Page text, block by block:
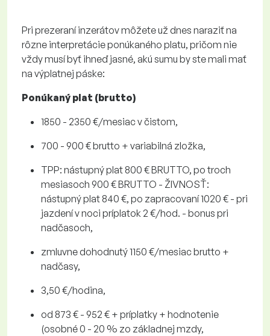
Pri prezeraní inzerátov môžete už dnes naraziť na
rôzne interpretácie ponúkaného platu, pričom nie
vždy musí byť ihneď jasné, akú sumu by ste mali mať
na výplatnej páske:
Ponúkaný plat (brutto)
1850 - 2350 €/mesiac v čistom,
700 - 900 € brutto + variabilná zložka,
TPP: nástupný plat 800 € BRUTTO, po troch
mesiasoch 900 € BRUTTO - ŽIVNOSŤ:
nástupný plat 840 €, po zapracovaní 1020 € - pri
jazdení v noci príplatok 2 €/hod. - bonus pri
nadčasoch,
zmluvne dohodnutý 1150 €/mesiac brutto +
nadčasy,
3,50 €/hodina,
od 873 € - 952 € + príplatky + hodnotenie
(osobné 0 - 20 % zo základnej mzdy,